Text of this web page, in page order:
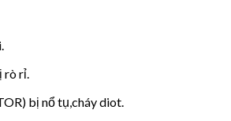
rỉ.
bị nổ tụ,cháy diot.